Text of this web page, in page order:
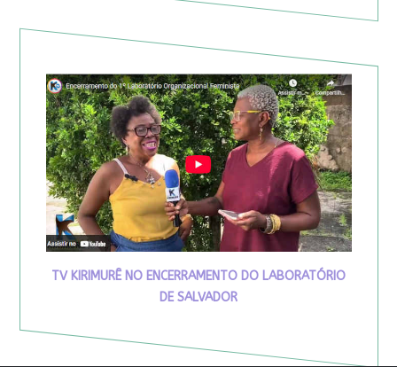
TV KIRIMURÊ NO ENCERRAMENTO DO LABORATÓRIO
DE SALVADOR